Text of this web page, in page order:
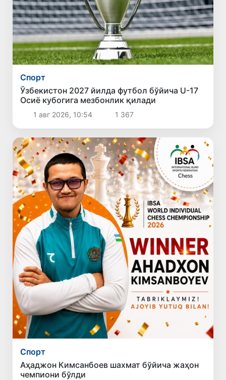
Спорт
Ўзбекистон 2027 йилда футбол бўйича U-17
Осиё кубогига мезбонлик қилади
1 авг 2026, 10:54 1 367
Спорт
Аҳаджон Кимсанбоев шахмат бўйича жаҳон
чемпиони бўлди